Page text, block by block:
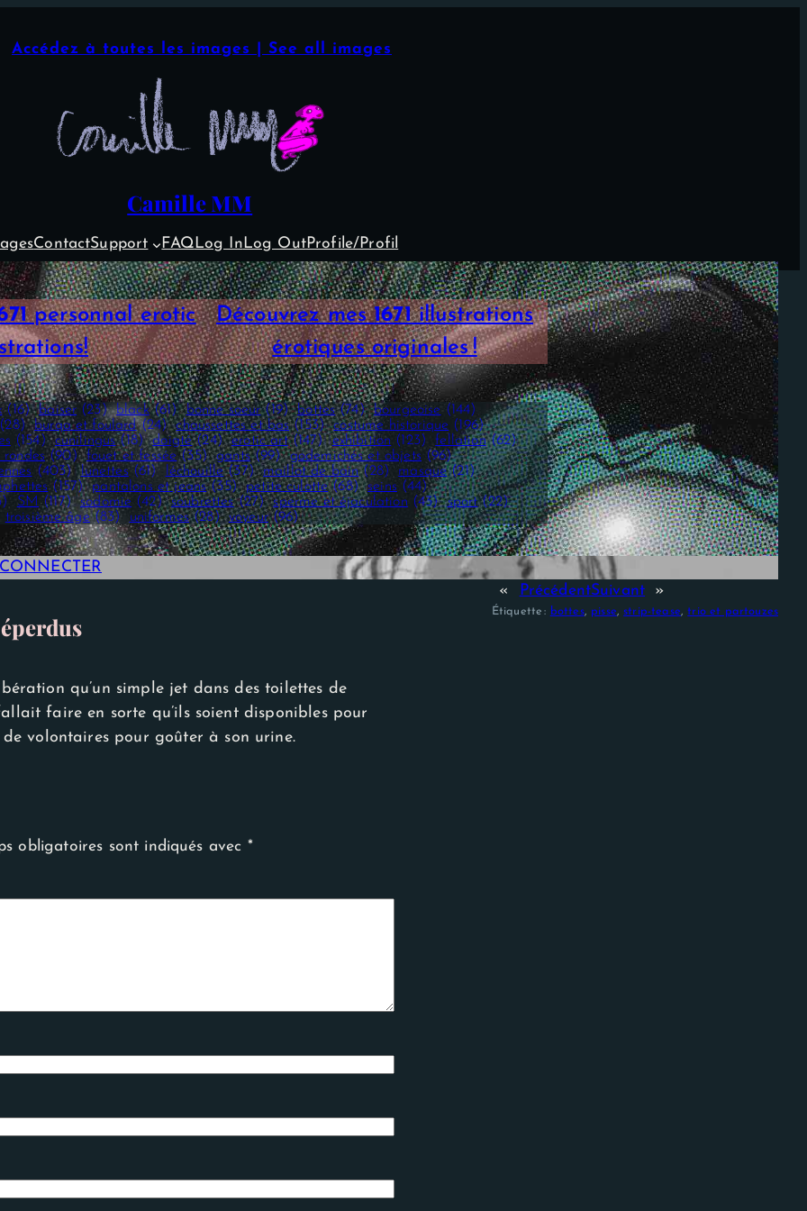
Accédez à toutes les images | See all images
Camille MM
ContactSupport FAQ Log In Log OutProfile/Profil
personnal erotic
Découvrez mes1671illustrations
érotiques originales !
(16) baiser (23) black (61) bonne soeur (19) bottes (74) bourgeoise (144)
(28) burqa et foulard (24) chaussettes et bas (153) costume historique (196)
(154) cunilingus (18) doigté (24) erotic art (147) exhibition (123) fellation (62)
rondes (90) fouet et fessée (35) gants (99) godemichés et objets (96)
(403) lunettes (61) léchouille (37) maillot de bain (28) masque (21)
(157) pantalons et jeans (35) petite culotte (68) seins (44)
SM (117) sodomie (42) soubrettes (27) sperme et éjaculation (43) sport (22)
troisième âge (83) uniformes (28) voyeur (96)
qu’un simple jet dans des toilettes de
faire en sorte qu’ils soient disponibles pour
volontaires pour goûter à son urine.
« PrécédentSuivant »
Étiquette : bottes, pisse, strip-tease, trio et partouzes
obligatoires sont indiqués avec *